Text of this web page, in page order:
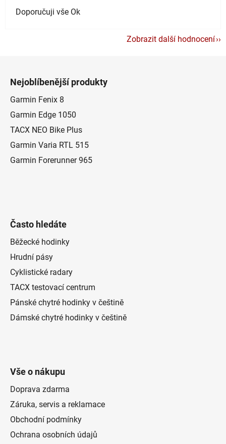
Doporučuji vše Ok
Zobrazit další hodnocení
Nejoblíbenější produkty
Garmin Fenix 8
Garmin Edge 1050
TACX NEO Bike Plus
Garmin Varia RTL 515
Garmin Forerunner 965
Často hledáte
Běžecké hodinky
Hrudní pásy
Cyklistické radary
TACX testovací centrum
Pánské chytré hodinky v češtině
Dámské chytré hodinky v češtině
Vše o nákupu
Doprava zdarma
Záruka, servis a reklamace
Obchodní podmínky
Ochrana osobních údajů